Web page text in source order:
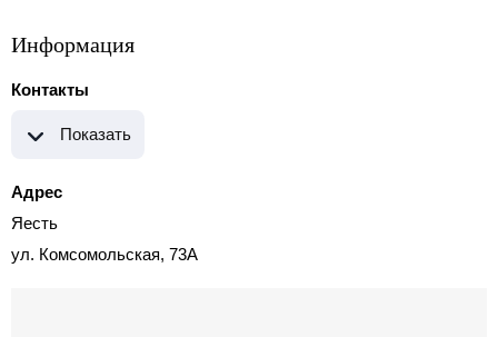
Информация
Контакты
Показать
Адрес
Яесть
ул. Комсомольская, 73А